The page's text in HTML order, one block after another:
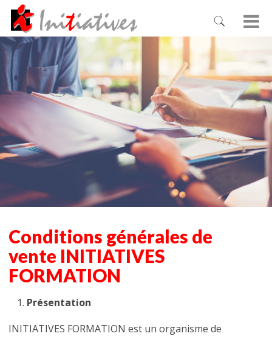
Conditions générales de
vente INITIATIVES
FORMATION
Présentation
INITIATIVES FORMATION est un organisme de